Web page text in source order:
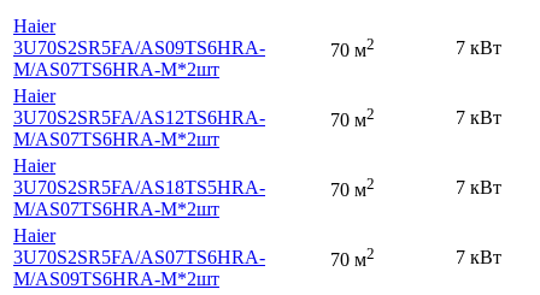
Haier
3U70S2SR5FA/AS09TS6HRA-
M/AS07TS6HRA-M*2шт
70 м2 7 кВт
Haier
3U70S2SR5FA/AS12TS6HRA-
M/AS07TS6HRA-M*2шт
70 м2 7 кВт
Haier
3U70S2SR5FA/AS18TS5HRA-
M/AS07TS6HRA-M*2шт
70 м2 7 кВт
Haier
3U70S2SR5FA/AS07TS6HRA-
M/AS09TS6HRA-M*2шт
70 м2 7 кВт